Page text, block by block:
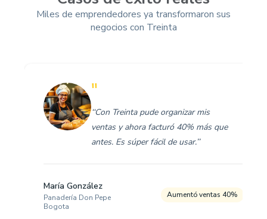
Miles de emprendedores ya transformaron sus
negocios con Treinta
"
‘‘Con Treinta pude organizar mis
ventas y ahora facturó 40% más que
antes. Es súper fácil de usar.’’
María González
Panadería Don Pepe
Bogota
Aumentó ventas 40%